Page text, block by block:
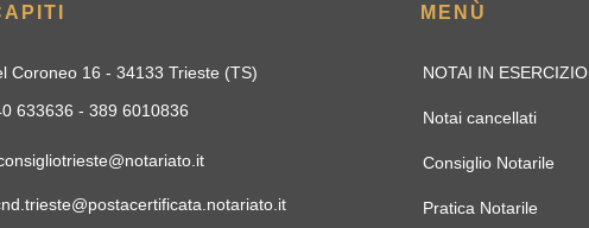
Coroneo 16 - 34133 Trieste (TS)
633636 - 389 6010836
MENÙ
NOTAI IN ESERCIZIO
Notai cancellati
Consiglio Notarile
Pratica Notarile